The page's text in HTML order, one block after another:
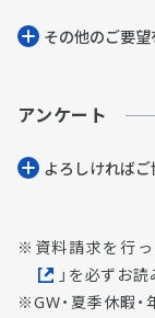
その他のご要望
アンケート
よろしければ
資料請求を行
」を必ずお読
GW・夏季休暇